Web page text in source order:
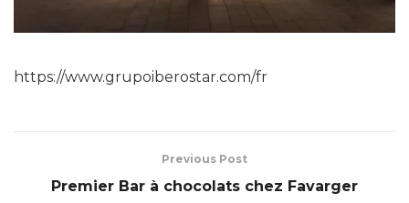
https://www.grupoiberostar.com/fr
Previous Post
Premier Bar à chocolats chez Favarger